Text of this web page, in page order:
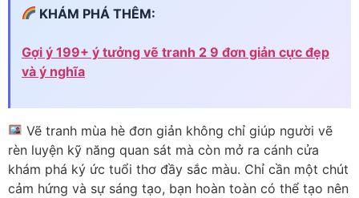
KHÁM PHÁ THÊM:
Gợi ý 199+ ý tưởng vẽ tranh 2 9 đơn giản cực đẹp
và ý nghĩa
Vẽ tranh mùa hè đơn giản không chỉ giúp người vẽ
rèn luyện kỹ năng quan sát mà còn mở ra cánh cửa
khám phá ký ức tuổi thơ đầy sắc màu. Chỉ cần một chút
cảm hứng và sự sáng tạo, bạn hoàn toàn có thể tạo nên